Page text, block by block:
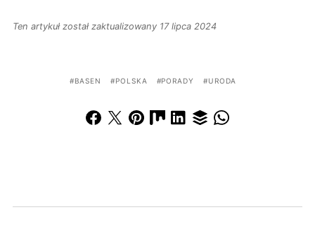
Ten artykuł został zaktualizowany 17 lipca 2024
BASEN POLSKA PORADY URODA